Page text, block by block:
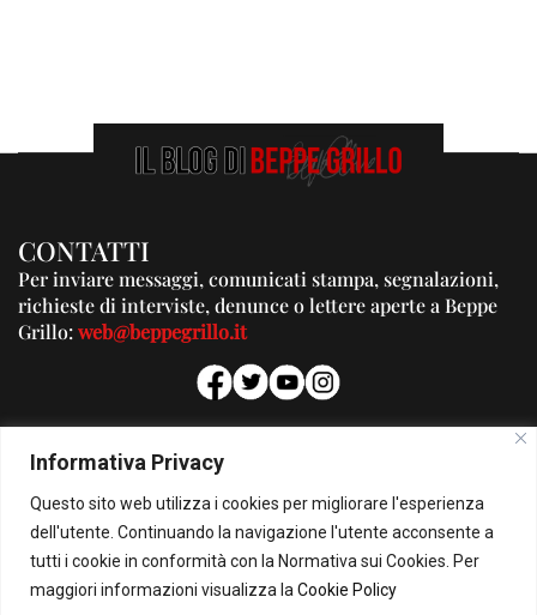
Informativa Privacy
Questo sito web utilizza i cookies per migliorare l'esperienza
dell'utente. Continuando la navigazione l'utente acconsente a
tutti i cookie in conformità con la Normativa sui Cookies. Per
maggiori informazioni visualizza la Cookie Policy
CONTATTI
Per inviare messaggi, comunicati stampa, segnalazioni,
richieste di interviste, denunce o lettere aperte a Beppe
Grillo:web@beppegrillo.it
PUBBLICITA'
Per la tua pubblicità su questo Blog:
pubblicita@beppegrillo.it